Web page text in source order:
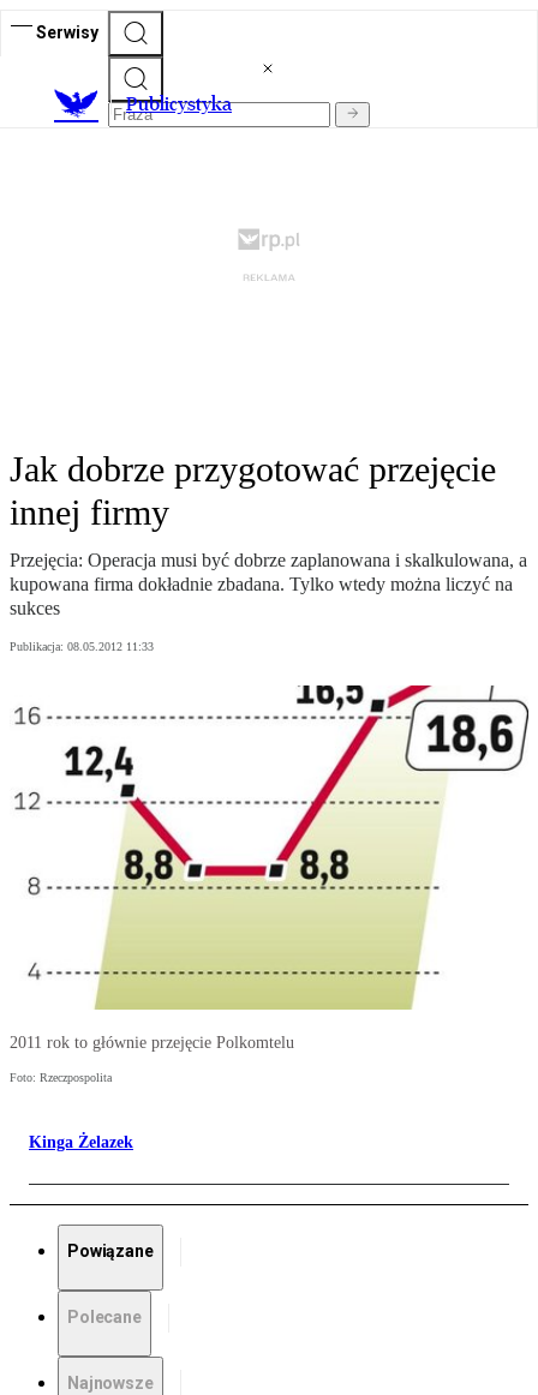
Serwisy
Publicystyka
Jak dobrze przygotować przejęcie
innej firmy
Przejęcia: Operacja musi być dobrze zaplanowana i skalkulowana, a
kupowana firma dokładnie zbadana. Tylko wtedy można liczyć na
sukces
Publikacja: 08.05.2012 11:33
2011 rok to głównie przejęcie Polkomtelu
Foto: Rzeczpospolita
Kinga Żelazek
Powiązane
Polecane
Najnowsze